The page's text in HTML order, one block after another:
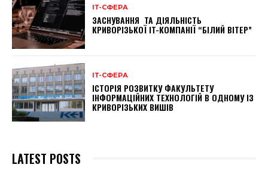
ІТ-СФЕРА
ЗАСНУВАННЯ ТА ДІЯЛЬНІСТЬ
КРИВОРІЗЬКОЇ IT-КОМПАНІЇ “БІЛИЙ ВІТЕР”
ІТ-СФЕРА
ІСТОРІЯ РОЗВИТКУ ФАКУЛЬТЕТУ
ІНФОРМАЦІЙНИХ ТЕХНОЛОГІЙ В ОДНОМУ ІЗ
КРИВОРІЗЬКИХ ВИШІВ
LATEST POSTS